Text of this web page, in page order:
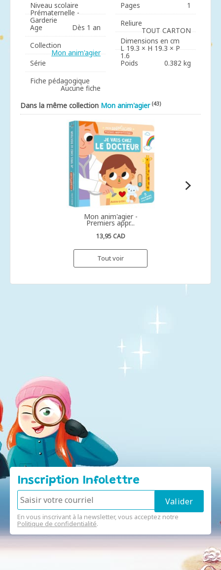
Niveau scolaire
Prématernelle -
Garderie
Age
Dès 1 an
Collection
Mon anim'agier
Série
Fiche pédagogique
Aucune fiche
Pages
1
Reliure
TOUT CARTON
Dimensions en cm
L 19.3 × H 19.3 × P
1.6
Poids 0.382 kg
Dans la même collection Mon anim'agier (43)
Mon anim'agier -
Premiers appr...
13,95 CAD
Tout voir
Inscription Infolettre
En vous inscrivant à la newsletter, vous acceptez notre
Politique de confidentialité.